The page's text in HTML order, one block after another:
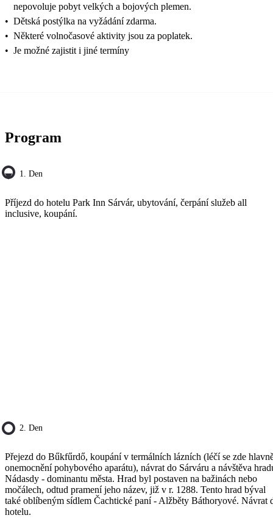
nepovoluje pobyt velkých a bojových plemen.
• Dětská postýlka na vyžádání zdarma.
• Některé volnočasové aktivity jsou za poplatek.
• Je možné zajistit i jiné termíny
Program
1. Den
Příjezd do hotelu Park Inn Sárvár, ubytování, čerpání služeb all
inclusive, koupání.
2. Den
Přejezd do Bűkfűrdő, koupání v termálních lázních (léčí se zde
onemocnění pohybového aparátu), návrat do Sárváru a návštěva
Nádasdy - dominantu města. Hrad byl postaven na bažinách nebo
močálech, odtud pramení jeho název, již v r. 1288. Tento hrad býval
také oblíbeným sídlem Čachtické paní - Alžběty Báthoryové. Návrat
hotelu.